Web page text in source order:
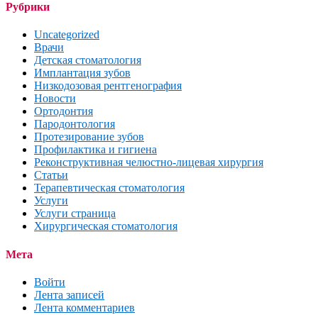
Рубрики
Uncategorized
Врачи
Детская стоматология
Имплантация зубов
Низкодозовая рентгенография
Новости
Ортодонтия
Пародонтология
Протезирование зубов
Профилактика и гигиена
Реконструктивная челюстно-лицевая хирургия
Статьи
Терапевтическая стоматология
Услуги
Услуги страница
Хирургическая стоматология
Мета
Войти
Лента записей
Лента комментариев